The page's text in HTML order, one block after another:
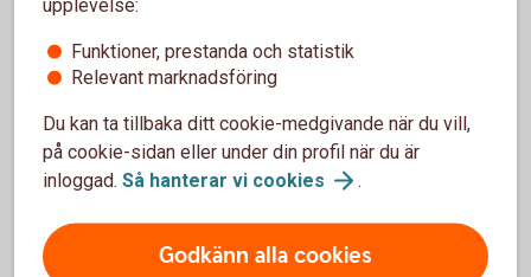
Är priset bra? Kolla upp och jämför
sig efteråt
Mauri lär dig hur försäljarna tänker
Mauri reder ut vilka knep butikerna använder sig av för att få
oss att konsumera mera i ett avsnitt av YouTube -serien
Funktioner, prestanda och statistik
Relevant marknadsföring
Du kan ta tillbaka ditt cookie-medgivande när du vill,
på cookie-sidan eller under din profil när du är
inloggad. Så hanterar vi cookies .
Godkänn alla cookies